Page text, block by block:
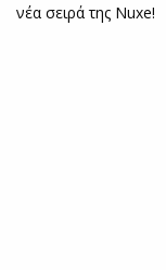
νέα σειρά της Nuxe!